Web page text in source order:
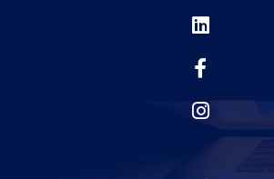
Linkedin
Facebook-
f
Instagram